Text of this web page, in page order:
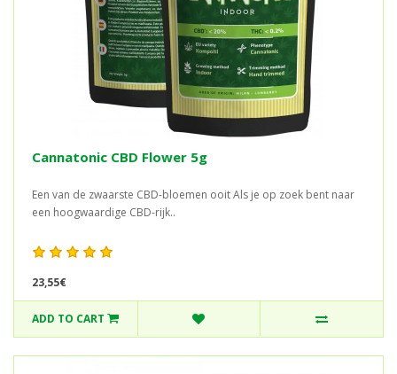
Cannatonic CBD Flower 5g
Een van de zwaarste CBD-bloemen ooit Als je op zoek bent naar
een hoogwaardige CBD-rijk..
23,55€
ADD TO CART